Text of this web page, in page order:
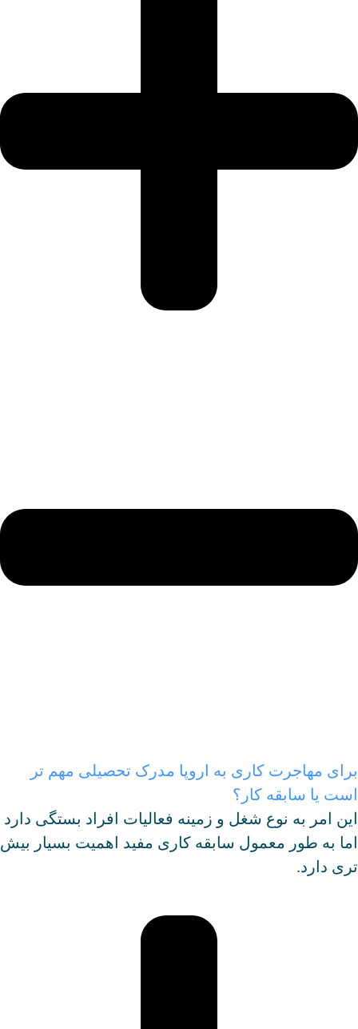
مهاجرت کاری به اروپا مدرک تحصیلی مهم تر
یا سابقه کار؟
امر به نوع شغل و زمینه فعالیات افراد بستگی دارد
به طور معمول سابقه کاری مفید اهمیت بسیار بیش
دارد.